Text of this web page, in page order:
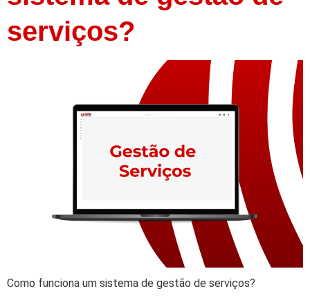
serviços?
Como funciona um sistema de gestão de serviços?